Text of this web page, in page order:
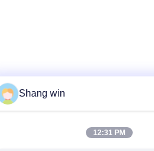
Laissez un message
Shang win
12:31 PM